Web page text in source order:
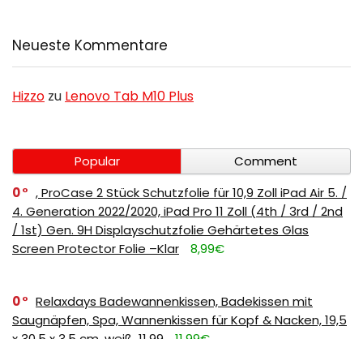
Neueste Kommentare
Hizzo zu Lenovo Tab M10 Plus
Popular
Comment
0
, ProCase 2 Stück Schutzfolie für 10,9 Zoll iPad Air 5. /
4. Generation 2022/2020, iPad Pro 11 Zoll (4th / 3rd / 2nd
/ 1st) Gen. 9H Displayschutzfolie Gehärtetes Glas
Screen Protector Folie –Klar
8,99€
0
Relaxdays Badewannenkissen, Badekissen mit
Saugnäpfen, Spa, Wannenkissen für Kopf & Nacken, 19,5